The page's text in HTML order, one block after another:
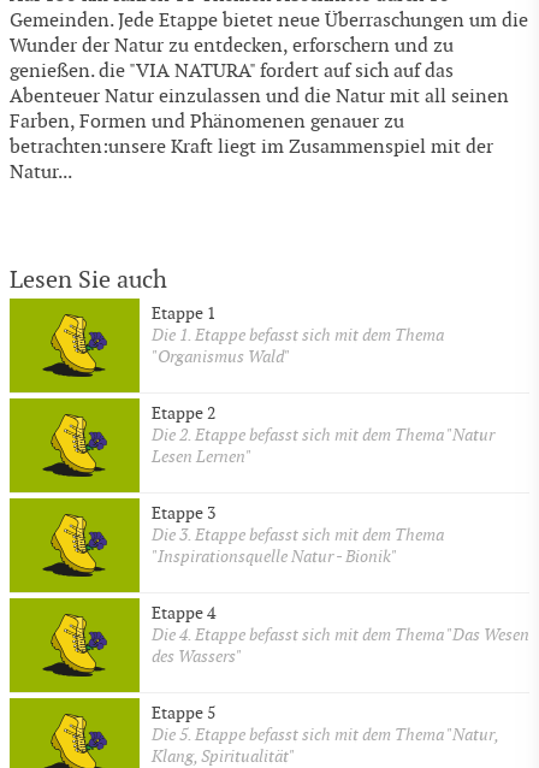
Gemeinden. Jede Etappe bietet neue Überraschungen um die
Wunder der Natur zu entdecken, erforschern und zu
genießen. die "VIA NATURA" fordert auf sich auf das
Abenteuer Natur einzulassen und die Natur mit all seinen
Farben, Formen und Phänomenen genauer zu
betrachten:unsere Kraft liegt im Zusammenspiel mit der
Natur...
Lesen Sie auch
Etappe 1
Die 1. Etappe befasst sich mit dem Thema
"Organismus Wald"
Etappe 2
Die 2. Etappe befasst sich mit dem Thema "Natur
Lesen Lernen"
Etappe 3
Die 3. Etappe befasst sich mit dem Thema
"Inspirationsquelle Natur - Bionik"
Etappe 4
Die 4. Etappe befasst sich mit dem Thema "Das Wesen
des Wassers"
Etappe 5
Die 5. Etappe befasst sich mit dem Thema "Natur,
Klang, Spiritualität"